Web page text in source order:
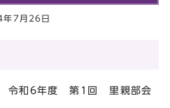
7月26日
令和6年度 第1回 里親部会